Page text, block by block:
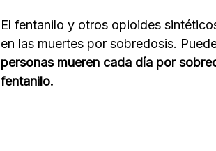
El fentanilo y otros opioides
en las muertes por sobredosis.
personas mueren cada día por
fentanilo.